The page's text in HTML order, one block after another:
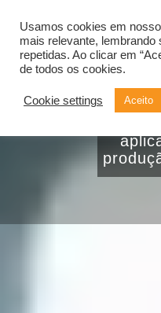
Bi na
Usamos cookies em
mais relevante,
repetidas. Ao clicar em
de todos os cookies.
Cookie settings Aceito